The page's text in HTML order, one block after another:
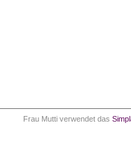
Frau Mutti verwendet das